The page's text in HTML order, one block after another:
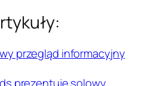
przegląd informacyjny